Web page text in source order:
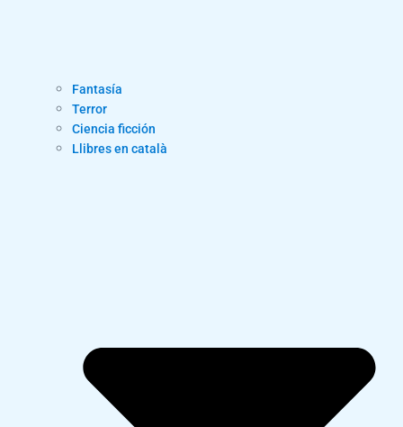
Fantasía
Terror
Ciencia ficción
Llibres en català